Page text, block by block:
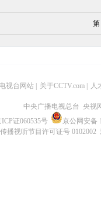
第
视台网站 关于CCTV.com 人
中央广播电视总台 央视
ICP证060535号
京公网安备
播视听节目许可证号 0102002